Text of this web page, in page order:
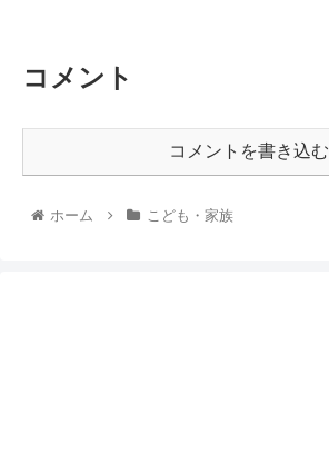
コメント
コメントを書き込む
ホーム こども・家族